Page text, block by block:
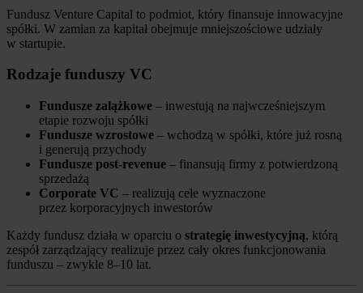
Fundusz Venture Capital to podmiot, który finansuje innowacyjne
spółki. W zamian za kapitał obejmuje mniejszościowe udziały
w startupie.
Rodzaje funduszy VC
Fundusze zalążkowe – inwestują na najwcześniejszym
etapie rozwoju spółki
Fundusze wzrostowe – wchodzą w spółki, które już rosną
i generują przychody
Fundusze post-revenue – finansują firmy z potwierdzoną
sprzedażą
Corporate VC – realizują cele wyznaczone
przez korporacyjnych inwestorów
Każdy fundusz działa w oparciu o strategię inwestycyjną, którą
zespół zarządzający realizuje przez cały okres funkcjonowania
funduszu – zwykle 8–10 lat.